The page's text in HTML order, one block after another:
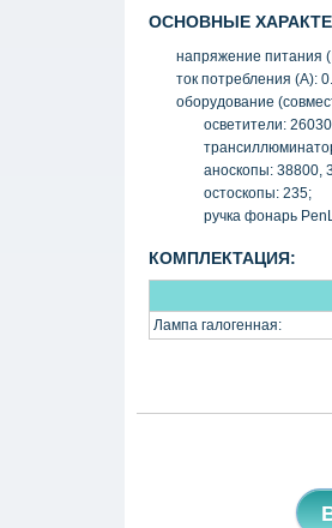
ОСНОВНЫЕ
напряжение питания (
ток потребления (А):
оборудование (
осветители:
аноскопы: 38800,
остоскопы: 235;
ручка фонарь
КОМПЛЕКТАЦИЯ:
Лампа галогенная: